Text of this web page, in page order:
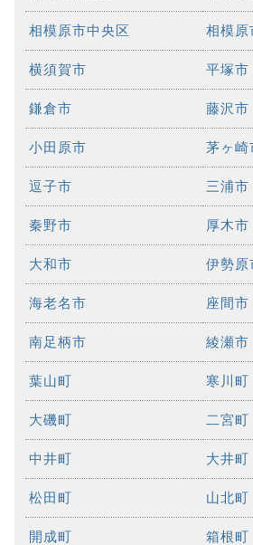
相模原市中央区 相模原
横須賀市 平塚市
鎌倉市 藤沢市
小田原市 茅ヶ崎
逗子市 三浦市
秦野市 厚木市
大和市 伊勢原
海老名市 座間市
南足柄市 綾瀬市
葉山町 寒川町
大磯町 二宮町
中井町 大井町
松田町 山北町
開成町 箱根町